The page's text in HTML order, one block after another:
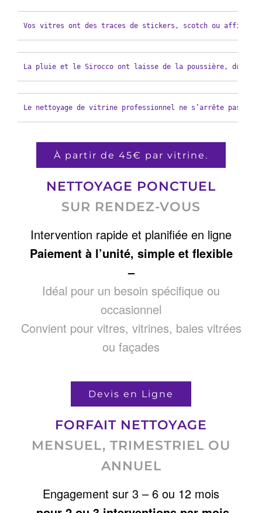
Vos vitres ont des traces de stickers, scotch ou affiches
La pluie et le Sirocco ont laisse de la poussière, du
Le nettoyage de vitrine professionnel ne s’arrête pas au
À partir de 45€ par vitrine.
NETTOYAGE PONCTUEL
SUR RENDEZ-VOUS
Intervention rapide et planifiée en ligne
Paiement à l’unité, simple et flexible
–
Idéal pour un besoin spécifique ou
occasionnel
Convient pour vitres, vitrines, baies vitrées
ou façades
Devis en Ligne
FORFAIT NETTOYAGE
MENSUEL, TRIMESTRIEL OU
ANNUEL
Engagement sur 3 – 6 ou 12 mois